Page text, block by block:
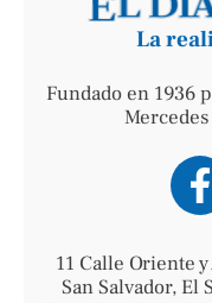
La
Fundado en 1936
11 Calle Oriente
San Salvador, El